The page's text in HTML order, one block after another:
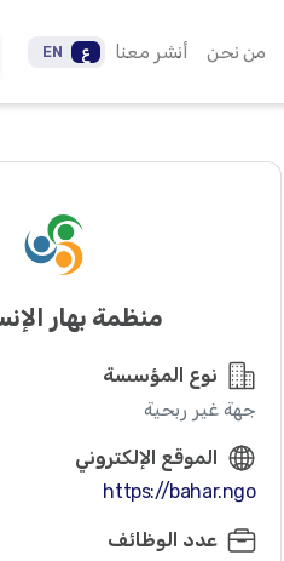
من نحن أنشر معنا ع EN
منظمة بهار
نوع المؤسسة
جهة غير ربحية
الموقع الإلكتروني
https://bahar.ngo
عدد الوظائف